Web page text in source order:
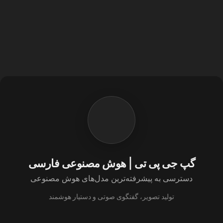
گپ جی پی تی | هوش مصنوعی فارسی
دسترسی به پیشرفته‌ترین مدل‌های هوش مصنوعی
تولید تصویر، گفتگوی صوتی و دستیار هوشمند